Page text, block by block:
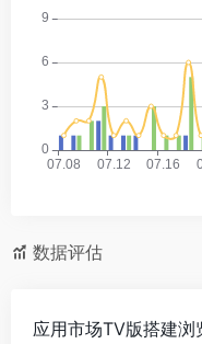
数据评估
应用市场TV版搭建